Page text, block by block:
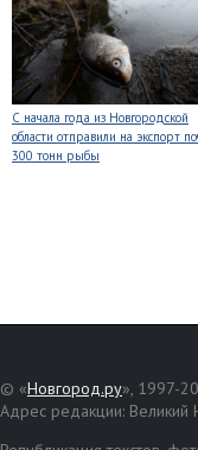
С начала года из Новгородской
области отправили на экспорт
300 тонн рыбы
© «Новгород.ру», 1997-
Адрес редакции: Великий